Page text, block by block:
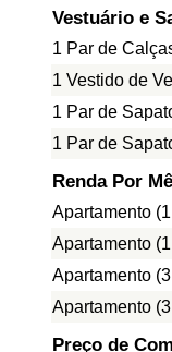
Vestuário e
1 Par de
1 Vestido de
1 Par de
1 Par de
Renda Por
Apartamento
Apartamento
Apartamento
Apartamento
Preço de